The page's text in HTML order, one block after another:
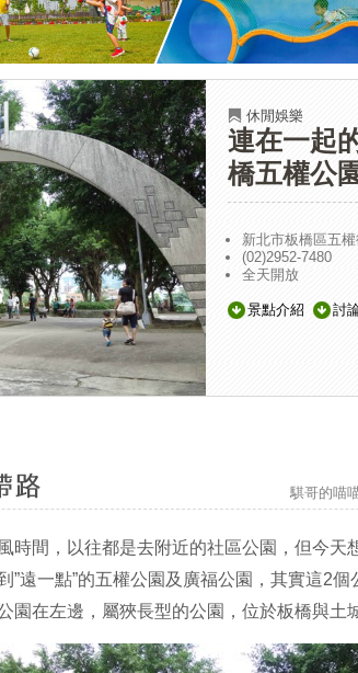
休閒娛樂
連在一起
橋五權公
新北市板橋區五
(02)2952-7480
全天開放
景點介紹 討
騏哥的喵
時間，以往都是去附近的社區公園，但今天
”遠一點”的五權公園及廣福公園，其實這2個
園在左邊，屬狹長型的公園，位於板橋與土